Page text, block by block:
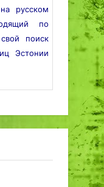
русском
по
поиск
Эстонии